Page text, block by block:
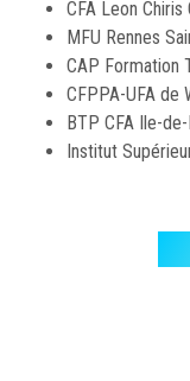
CFA Leon Chiris
MFU Rennes
CAP Formation
CFPPA-UFA de
BTP CFA Ile-
Institut